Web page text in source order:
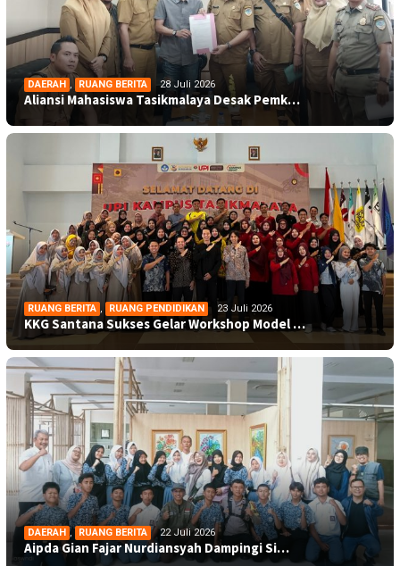
DAERAH , RUANG BERITA 28 Juli 2026
Aliansi Mahasiswa Tasikmalaya Desak Pemk…
RUANG BERITA , RUANG PENDIDIKAN 23 Juli 2026
KKG Santana Sukses Gelar Workshop Model …
DAERAH , RUANG BERITA 22 Juli 2026
Aipda Gian Fajar Nurdiansyah Dampingi Si…